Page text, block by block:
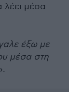
λέει μέσα
έξω με
μέσα στη